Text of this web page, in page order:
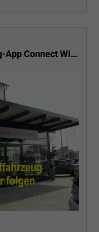
Yes 1.0 80 PS Sitzheizung-App Connect Wireless-Einparkhilfe-Klima-Sofort